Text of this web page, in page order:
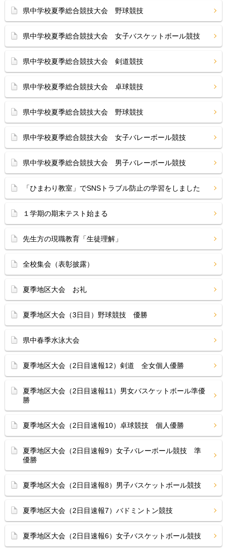
県中学校夏季総合競技大会 野球競技
県中学校夏季総合競技大会 女子バスケットボール競技
県中学校夏季総合競技大会 剣道競技
県中学校夏季総合競技大会 卓球競技
県中学校夏季総合競技大会 野球競技
県中学校夏季総合競技大会 女子バレーボール競技
県中学校夏季総合競技大会 男子バレーボール競技
「ひまわり教室」でSNSトラブル防止の学習をしました
１学期の期末テスト始まる
先生方の現職教育「生徒理解」
全校集会（表彰披露）
夏季地区大会 お礼
夏季地区大会（3日目）野球競技 優勝
県中春季水泳大会
夏季地区大会（2日目速報12）剣道 全女個人優勝
夏季地区大会（2日目速報11）男女バスケットボール準優
勝
夏季地区大会（2日目速報10）卓球競技 個人優勝
夏季地区大会（2日目速報9）女子バレーボール競技 準
優勝
夏季地区大会（2日目速報8）男子バスケットボール競技
夏季地区大会（2日目速報7）バドミントン競技
夏季地区大会（2日目速報6）女子バスケットボール競技